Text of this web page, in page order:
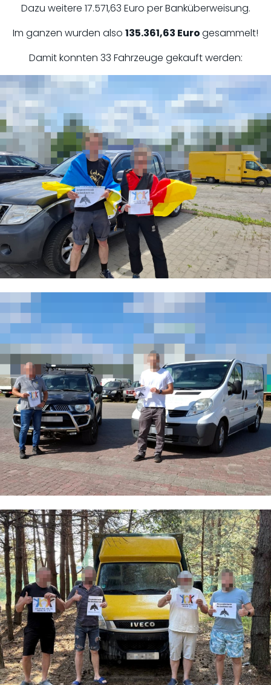
Dazu weitere 17.571,63 Euro per Banküberweisung.
Im ganzen wurden also 135.361,63 Eurogesammelt!
Damit konnten 33 Fahrzeuge gekauft werden: